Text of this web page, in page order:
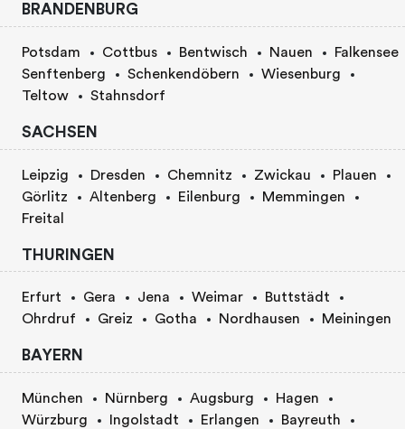
BRANDENBURG
Potsdam Cottbus Bentwisch Nauen
Falkensee
Senftenberg
Schenkendöbern
Wiesenburg
Teltow
Stahnsdorf
SACHSEN
Leipzig Dresden Chemnitz Zwickau
Plauen
Görlitz
Altenberg Eilenburg
Memmingen
Freital
THURINGEN
Erfurt Gera Jena Weimar
Buttstädt
Ohrdruf
Greiz Gotha Nordhausen Meiningen
BAYERN
München Nürnberg Augsburg
Hagen
Würzburg
Ingolstadt Erlangen
Bayreuth